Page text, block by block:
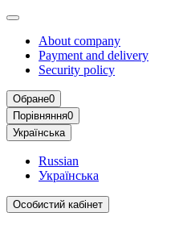
About company
Payment and delivery
Security policy
Обране0
Порівняння0
Українська
Russian
Українська
Особистий кабінет